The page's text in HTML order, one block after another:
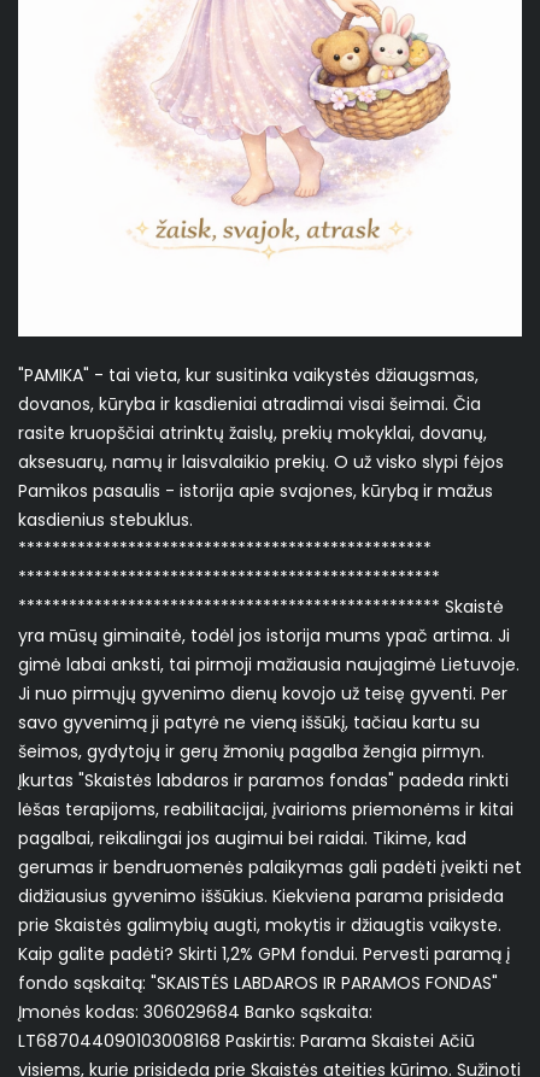
"PAMIKA" - tai vieta, kur susitinka vaikystės džiaugsmas,
dovanos, kūryba ir kasdieniai atradimai visai šeimai. Čia
rasite kruopščiai atrinktų žaislų, prekių mokyklai, dovanų,
aksesuarų, namų ir laisvalaikio prekių. O už visko slypi fėjos
Pamikos pasaulis - istorija apie svajones, kūrybą ir mažus
kasdienius stebuklus.
*************************************************
**************************************************
************************************************** Skaistė
yra mūsų giminaitė, todėl jos istorija mums ypač artima. Ji
gimė labai anksti, tai pirmoji mažiausia naujagimė Lietuvoje.
Ji nuo pirmųjų gyvenimo dienų kovojo už teisę gyventi. Per
savo gyvenimą ji patyrė ne vieną iššūkį, tačiau kartu su
šeimos, gydytojų ir gerų žmonių pagalba žengia pirmyn.
Įkurtas "Skaistės labdaros ir paramos fondas" padeda rinkti
lėšas terapijoms, reabilitacijai, įvairioms priemonėms ir kitai
pagalbai, reikalingai jos augimui bei raidai. Tikime, kad
gerumas ir bendruomenės palaikymas gali padėti įveikti net
didžiausius gyvenimo iššūkius. Kiekviena parama prisideda
prie Skaistės galimybių augti, mokytis ir džiaugtis vaikyste.
Kaip galite padėti? Skirti 1,2% GPM fondui. Pervesti paramą į
fondo sąskaitą: "SKAISTĖS LABDAROS IR PARAMOS FONDAS"
Įmonės kodas: 306029684 Banko sąskaita:
LT687044090103008168 Paskirtis: Parama Skaistei Ačiū
visiems, kurie prisideda prie Skaistės ateities kūrimo. Sužinoti